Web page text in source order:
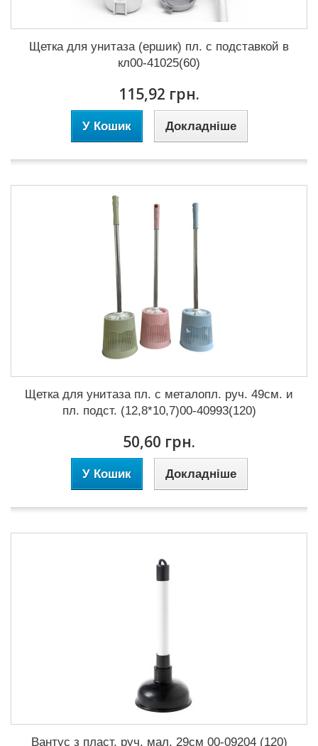
Щетка для унитаза (ершик) пл. с подставкой в
кл00-41025(60)
115,92 грн.
У Кошик Докладніше
Щетка для унитаза пл. с металопл. руч. 49см. и
пл. подст. (12,8*10,7)00-40993(120)
50,60 грн.
У Кошик Докладніше
Вантус з пласт. руч. мал. 29см 00-09204 (120)